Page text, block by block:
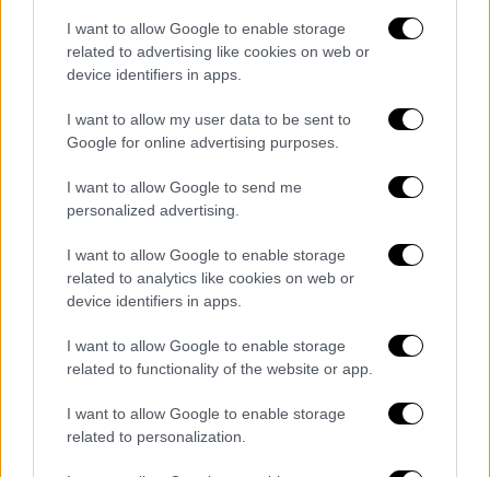
I want to allow Google to enable storage
related to advertising like cookies on web or
device identifiers in apps.
I want to allow my user data to be sent to
Google for online advertising purposes.
I want to allow Google to send me
personalized advertising.
I want to allow Google to enable storage
related to analytics like cookies on web or
device identifiers in apps.
I want to allow Google to enable storage
related to functionality of the website or app.
I want to allow Google to enable storage
related to personalization.
Η εργασία παρέχει σαφή επιβεβαίωση και
λεπτομερή εξήγηση του μηχανισμού με τον
αγγειακά κύτταρα. Ερευνητές που
εργάζονται σε άλλους
κορονοϊούςυποπτεύονται εδώ και πολύ
καιρό ότι η πρωτεΐνη των ακίδων συμβάλλει
στη βλάβη στα αγγειακά ενδοθηλιακά
κύτταρα. Η τρέχουσα έρευνα έχει
τεκμηριώσει αυτήν τη διαδικασία για πρώτη
Κατά τη διάρκεια της έρευνάς τους, οι
εμπειρογνώμονες δημιούργησαν έναν τύπο
ψευδοϊού που περιβάλλεται από την κλασική